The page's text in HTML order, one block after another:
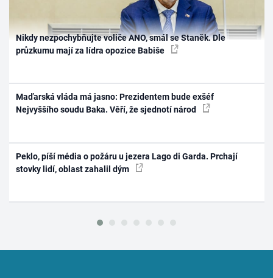
Nikdy nezpochybňujte voliče ANO, smál se Staněk. Dle
průzkumu mají za lídra opozice Babiše
Maďarská vláda má jasno: Prezidentem bude exšéf
Nejvyššího soudu Baka. Věří, že sjednotí národ
Peklo, píší média o požáru u jezera Lago di Garda. Prchají
stovky lidí, oblast zahalil dým